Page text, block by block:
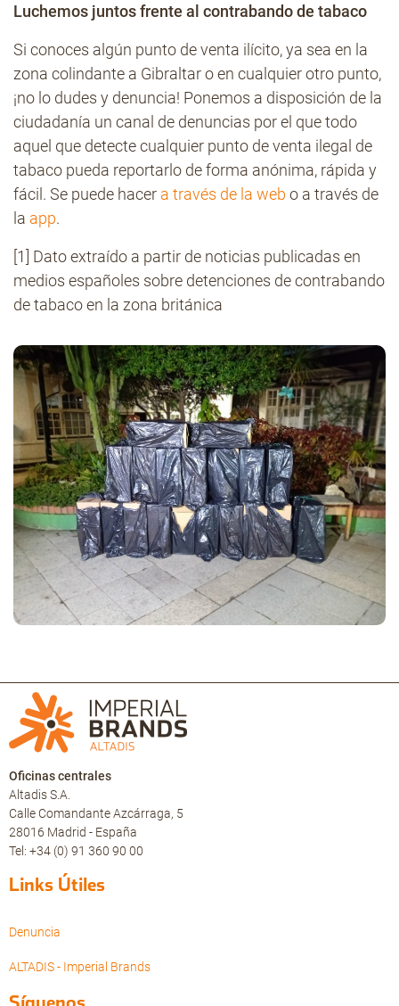
Luchemos juntos frente al contrabando de tabaco
Si conoces algún punto de venta ilícito, ya sea en la
zona colindante a Gibraltar o en cualquier otro punto,
¡no lo dudes y denuncia! Ponemos a disposición de la
ciudadanía un canal de denuncias por el que todo
aquel que detecte cualquier punto de venta ilegal de
tabaco pueda reportarlo de forma anónima, rápida y
fácil. Se puede hacer a través de la web o a través de
la app.
[1] Dato extraído a partir de noticias publicadas en
medios españoles sobre detenciones de contrabando
de tabaco en la zona británica
Oficinas centrales
Altadis S.A.
Calle Comandante Azcárraga, 5
28016 Madrid - España
Tel: +34 (0) 91 360 90 00
Links Útiles
Denuncia
ALTADIS - Imperial Brands